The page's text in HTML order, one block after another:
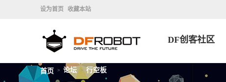
设为首页 收藏本站
DF创客社区
首页 > 论坛 > 行空板